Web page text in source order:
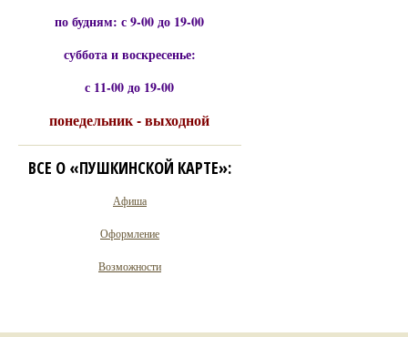
по будням: с 9-00 до 19-00
суббота и воскресенье:
с 11-00 до 19-00
понедельник - выходной
ВСЕ О «ПУШКИНСКОЙ КАРТЕ»:
Афиша
Оформление
Возможности